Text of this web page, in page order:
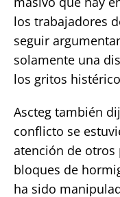
los trabajadores
seguir
solamente una
los gritos
Ascteg también
conflicto se
atención de otros
bloques de
ha sido